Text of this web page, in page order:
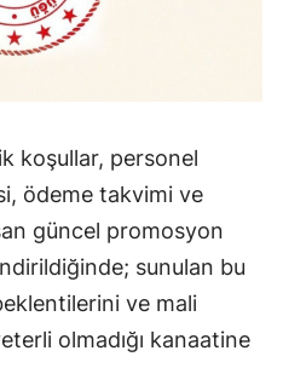
koşullar, personel
ödeme takvimi ve
güncel promosyon
sunulan bu
ve mali
olmadığı kanaatine